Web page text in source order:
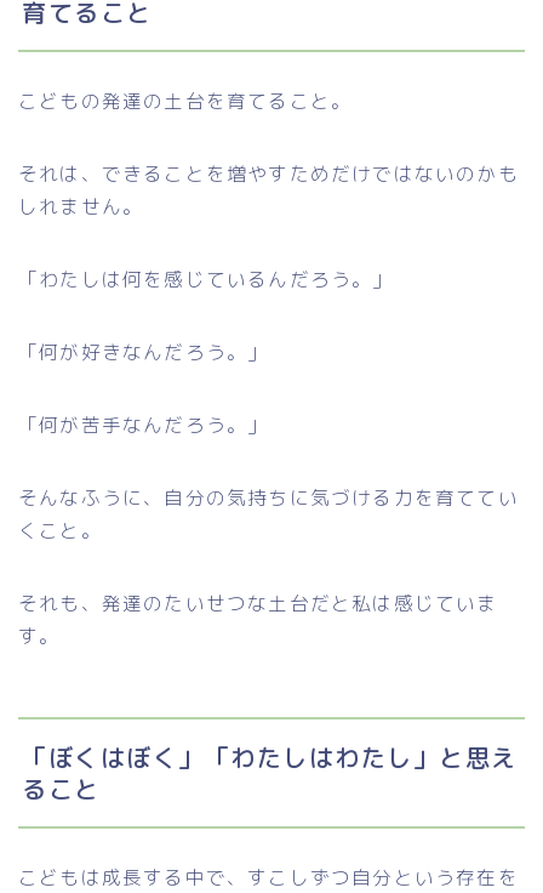
育てること
こどもの発達の土台を育てること。
それは、できることを増やすためだけではないのかも
しれません。
「わたしは何を感じているんだろう。」
「何が好きなんだろう。」
「何が苦手なんだろう。」
そんなふうに、自分の気持ちに気づける力を育ててい
くこと。
それも、発達のたいせつな土台だと私は感じていま
す。
「ぼくはぼく」「わたしはわたし」と思え
ること
こどもは成長する中で、すこしずつ自分という存在を